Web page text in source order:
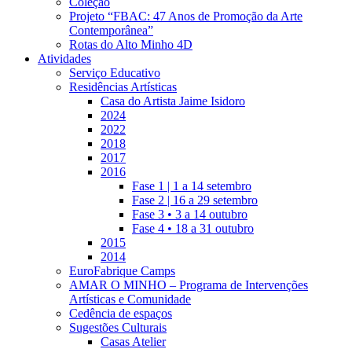
Projeto “FBAC: 47 Anos de Promoção da Arte
Contemporânea”
Rotas do Alto Minho 4D
Atividades
Serviço Educativo
Residências Artísticas
Casa do Artista Jaime Isidoro
2024
2022
2018
2017
2016
Fase 1 | 1 a 14 setembro
Fase 2 | 16 a 29 setembro
Fase 3 • 3 a 14 outubro
Fase 4 • 18 a 31 outubro
2015
2014
EuroFabrique Camps
AMAR O MINHO – Programa de Intervenções
Artísticas e Comunidade
Cedência de espaços
Sugestões Culturais
Casas Atelier